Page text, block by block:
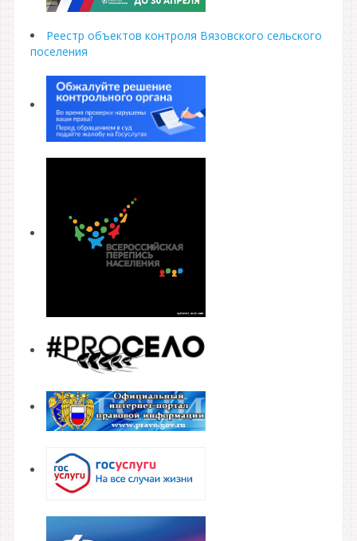
Реестр объектов контроля Вязовского сельского
поселения